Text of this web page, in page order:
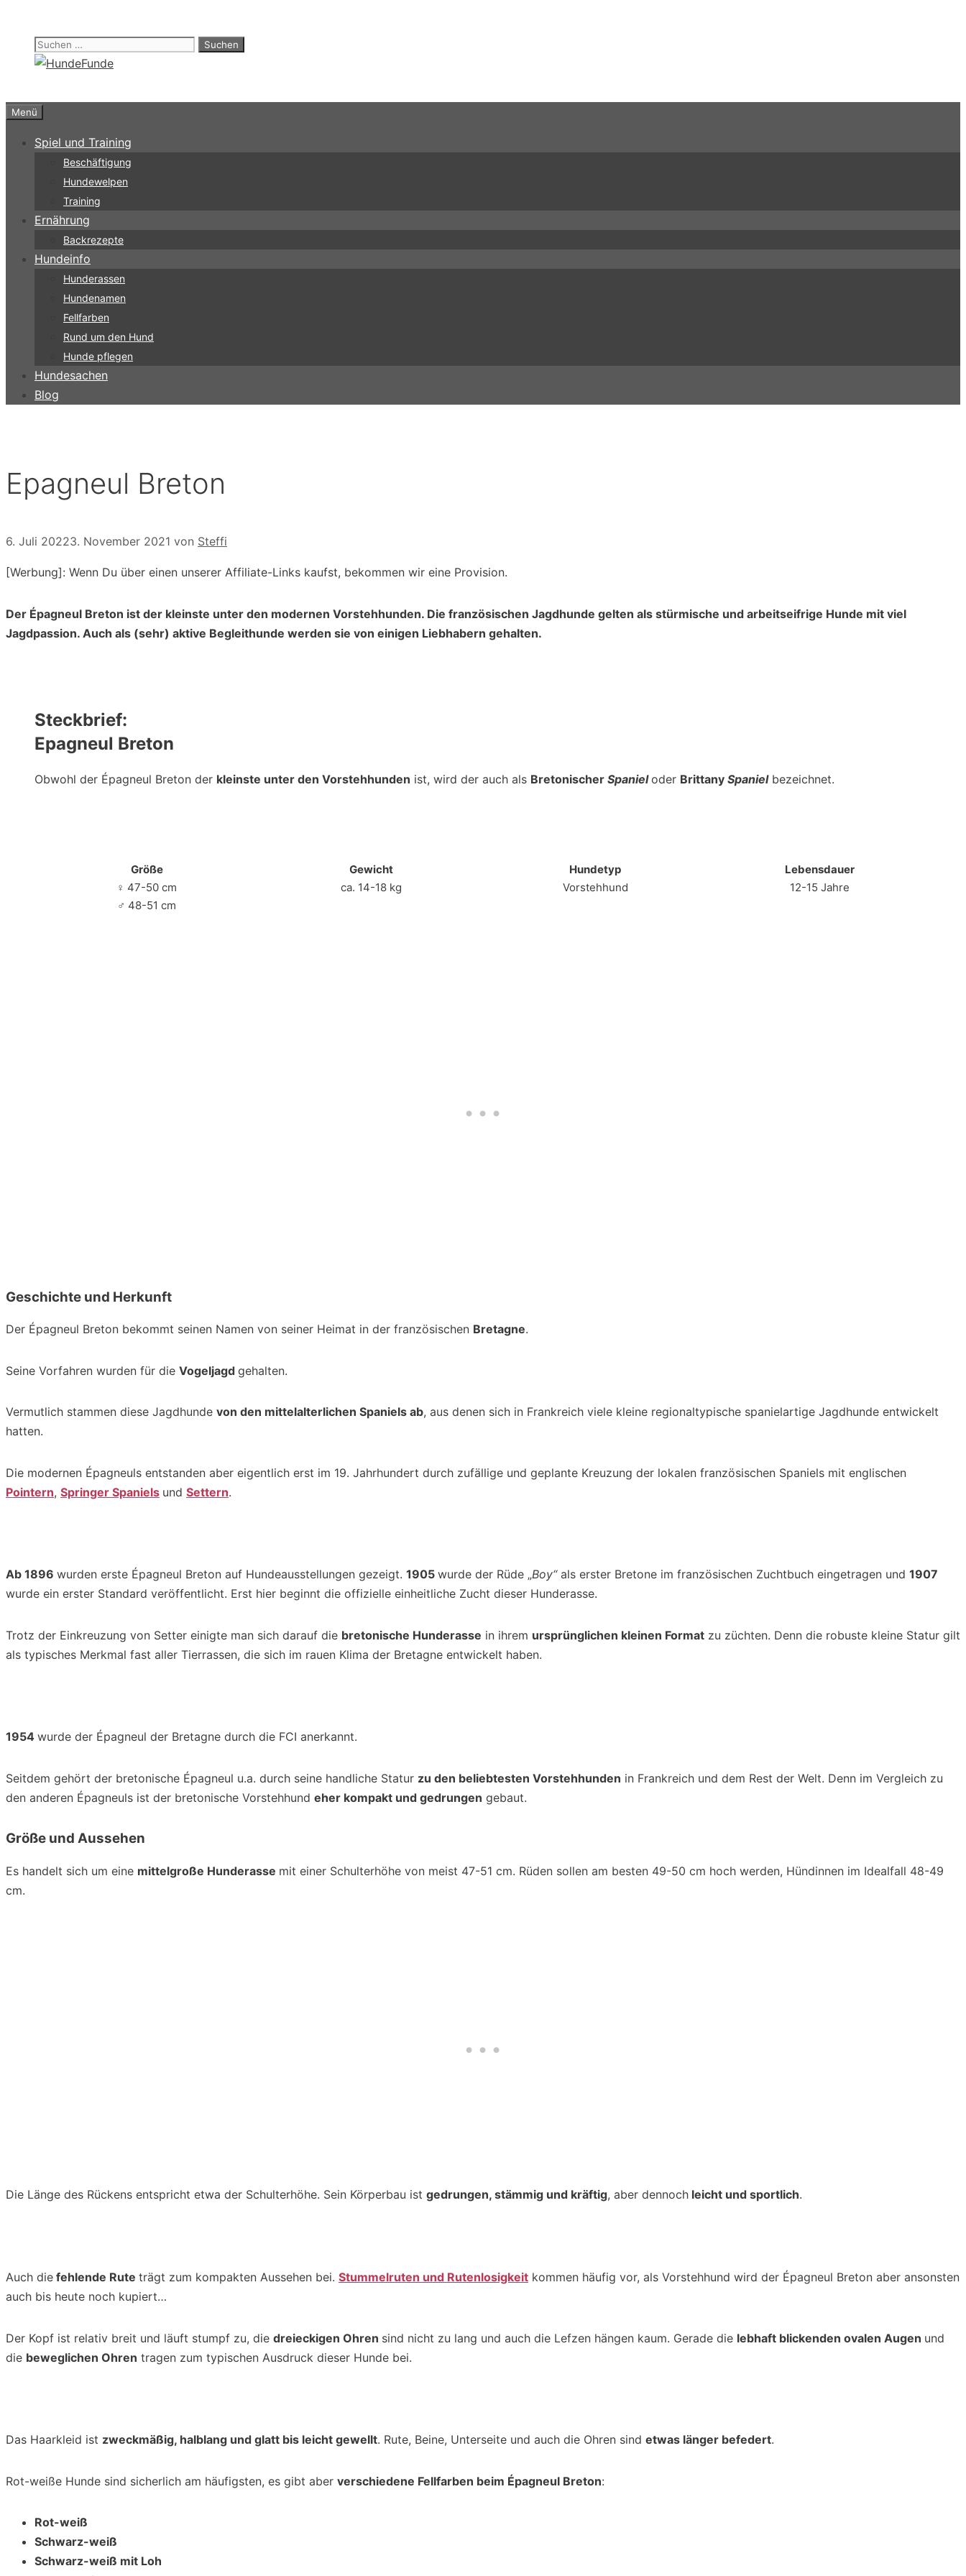
springen
Suchen
nach:
Menü
Spiel und Training
Beschäftigung
Hundewelpen
Training
Ernährung
Backrezepte
Hundeinfo
Hunderassen
Hundenamen
Fellfarben
Rund um den Hund
Hunde pflegen
Hundesachen
Blog
Epagneul Breton
6. Juli 20223. November 2021 von Steffi
[Werbung]: Wenn Du über einen unserer Affiliate-Links kaufst, bekommen wir eine Provision.
Der Épagneul Breton ist der kleinste unter den modernen Vorstehhunden. Die französischen Jagdhunde gelten als stürmische und arbeitseifrige Hunde mit viel
Jagdpassion. Auch als (sehr) aktive Begleithunde werden sie von einigen Liebhabern gehalten.
Steckbrief:
Epagneul Breton
Obwohl der Épagneul Breton der kleinste unter den Vorstehhunden ist, wird der auch als Bretonischer Spanieloder Brittany Spaniel bezeichnet.
Größe
♀ 47-50 cm
♂ 48-51 cm
Gewicht
ca. 14-18 kg
Hundetyp
Vorstehhund
Lebensdauer
12-15 Jahre
Geschichte und Herkunft
Der Épagneul Breton bekommt seinen Namen von seiner Heimat in der französischen Bretagne.
Seine Vorfahren wurden für die Vogeljagd gehalten.
Vermutlich stammen diese Jagdhunde von den mittelalterlichen Spaniels ab, aus denen sich in Frankreich viele kleine regionaltypische spanielartige Jagdhunde entwickelt
hatten.
Die modernen Épagneuls entstanden aber eigentlich erst im 19. Jahrhundert durch zufällige und geplante Kreuzung der lokalen französischen Spaniels mit englischen
Pointern, Springer Spaniels und Settern.
Ab 1896 wurden erste Épagneul Breton auf Hundeausstellungen gezeigt. 1905 wurde der Rüde „Boy“ als erster Bretone im französischen Zuchtbuch eingetragen und 1907
wurde ein erster Standard veröffentlicht. Erst hier beginnt die offizielle einheitliche Zucht dieser Hunderasse.
Trotz der Einkreuzung von Setter einigte man sich darauf die bretonische Hunderasse in ihrem ursprünglichen kleinen Format zu züchten. Denn die robuste kleine Statur gilt
als typisches Merkmal fast aller Tierrassen, die sich im rauen Klima der Bretagne entwickelt haben.
1954 wurde der Épagneul der Bretagne durch die FCI anerkannt.
Seitdem gehört der bretonische Épagneul u.a. durch seine handliche Statur zu den beliebtesten Vorstehhunden in Frankreich und dem Rest der Welt. Denn im Vergleich zu
den anderen Épagneuls ist der bretonische Vorstehhund eher kompakt und gedrungen gebaut.
Größe und Aussehen
Es handelt sich um eine mittelgroße Hunderasse mit einer Schulterhöhe von meist 47-51 cm. Rüden sollen am besten 49-50 cm hoch werden, Hündinnen im Idealfall 48-49
cm.
Die Länge des Rückens entspricht etwa der Schulterhöhe. Sein Körperbau ist gedrungen, stämmig und kräftig, aber dennoch leicht und sportlich.
Auch die fehlende Rute trägt zum kompakten Aussehen bei. Stummelruten und Rutenlosigkeit kommen häufig vor, als Vorstehhund wird der Épagneul Breton aber ansonsten
auch bis heute noch kupiert…
Der Kopf ist relativ breit und läuft stumpf zu, die dreieckigen Ohren sind nicht zu lang und auch die Lefzen hängen kaum. Gerade die lebhaft blickenden ovalen Augen und
die beweglichen Ohren tragen zum typischen Ausdruck dieser Hunde bei.
Das Haarkleid ist zweckmäßig, halblang und glatt bis leicht gewellt. Rute, Beine, Unterseite und auch die Ohren sind etwas länger befedert.
Rot-weiße Hunde sind sicherlich am häufigsten, es gibt aber verschiedene Fellfarben beim Épagneul Breton:
Rot-weiß
Schwarz-weiß
Schwarz-weiß mit Loh